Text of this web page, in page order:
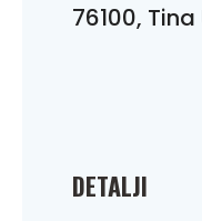
DETALJI
76100,